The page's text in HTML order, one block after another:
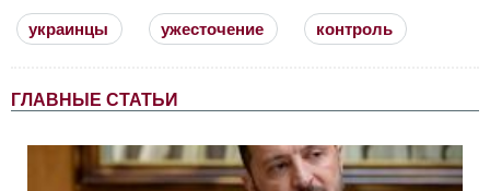
украинцы ужесточение контроль
ГЛАВНЫЕ СТАТЬИ